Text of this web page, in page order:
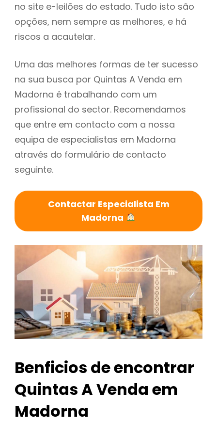
no site e-leilões do estado. Tudo isto são
opções, nem sempre as melhores, e há
riscos a acautelar.
Uma das melhores formas de ter sucesso
na sua busca por Quintas A Venda em
Madorna é trabalhando com um
profissional do sector. Recomendamos
que entre em contacto com a nossa
equipa de especialistas em Madorna
através do formulário de contacto
seguinte.
Contactar Especialista Em
Madorna
Benficios de encontrar
Quintas A Venda em
Madorna